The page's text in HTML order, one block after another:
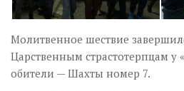
Молитвенное шествие
Царственным страстотерпцам у
обители — Шахты номер 7.